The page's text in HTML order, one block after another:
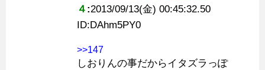
４ :2013/09/13(金) 00:45:32.50
ID:DAhm5PY0
>>147
しおりんの事だからイタズラっぽ